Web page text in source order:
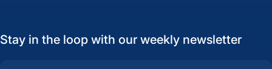
Stay in the loop with our weekly newsletter